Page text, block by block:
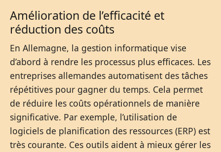
Amélioration de l’efficacité et
réduction des coûts
En Allemagne, la gestion informatique vise
d’abord à rendre les processus plus efficaces. Les
entreprises allemandes automatisent des tâches
répétitives pour gagner du temps. Cela permet
de réduire les coûts opérationnels de manière
significative. Par exemple, l’utilisation de
logiciels de planification des ressources (ERP) est
très courante. Ces outils aident à mieux gérer les